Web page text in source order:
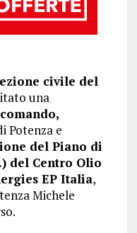
civile del
una
Potenza e
del Piano di
del Centro Olio
EP Italia,
Michele